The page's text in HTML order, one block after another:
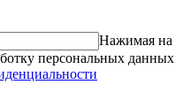
Нажимая на
персональных данных